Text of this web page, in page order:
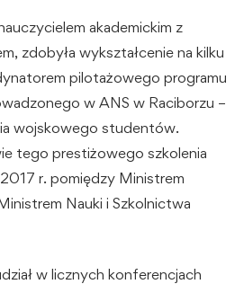
akademickim z
zdobyła wykształcenie na kilku
pilotażowego programu
w ANS w Raciborzu –
wojskowego studentów.
tego prestiżowego szkolenia
r. pomiędzy Ministrem
Nauki i Szkolnictwa
w licznych konferencjach